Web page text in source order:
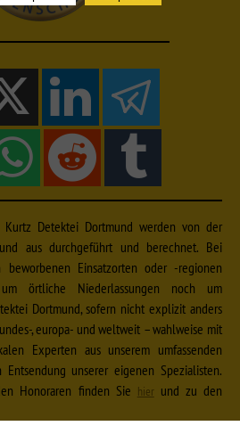
Detektei Dortmund werden von der
aus durchgeführt und berechnet. Bei
Einsatzorten oder -regionen
örtliche Niederlassungen noch um
Dortmund, sofern nicht explizit anders
, europa- und weltweit – wahlweise mit
Experten aus unserem umfassenden
unserer eigenen Spezialisten.
Honoraren finden Sie hierund zu den